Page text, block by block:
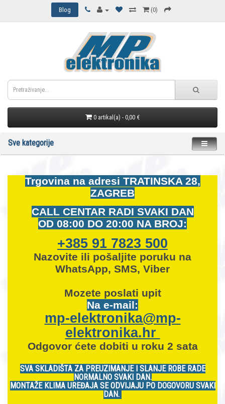
Blog (0)
0 artikal(a) - 0,00 €
Sve kategorije
Trgovina na adresi TRATINSKA 28,
ZAGREB
CALL CENTAR RADI SVAKI DAN
OD 08:00 DO 20:00 NA BROJ:
+385 91 7823 500
Nazovite ili pošaljite poruku na
WhatsApp, SMS, Viber
Mozete poslati upit
Na e-mail:
mp-elektronika@mp-
elektronika.hr
Odgovor ćete dobiti u roku 2 sata
SVA SKLADIŠTA ZA PREUZIMANJE I SLANJE ROBE RADE
NORMALNO SVAKI DAN.
MONTAŽE KLIMA UREĐAJA SE ODVIJAJU PO DOGOVORU SVAKI
DAN.